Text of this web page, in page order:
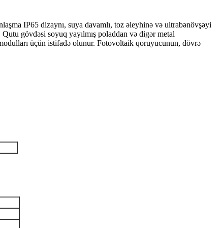
IP65 dizaynı, suya davamlı, toz əleyhinə və ultrabənövşəyi
gövdəsi soyuq yayılmış poladdan və digər metal
üçün istifadə olunur. Fotovoltaik qoruyucunun, dövrə